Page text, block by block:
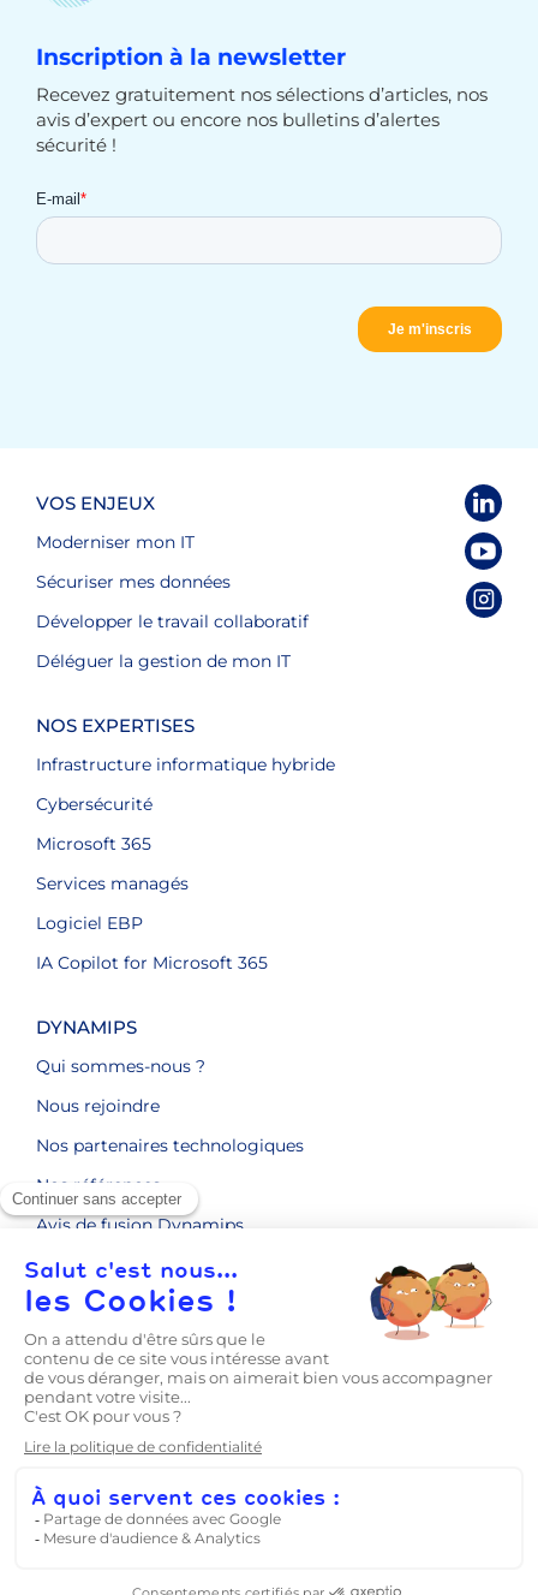
Inscription à la newsletter
Recevez gratuitement nos sélections d’articles, nos
avis d’expert ou encore nos bulletins d’alertes
sécurité !
VOS ENJEUX
Moderniser mon IT
Sécuriser mes données
Développer le travail collaboratif
Déléguer la gestion de mon IT
NOS EXPERTISES
Infrastructure informatique hybride
Cybersécurité
Microsoft 365
Services managés
Logiciel EBP
IA Copilot for Microsoft 365
DYNAMIPS
Qui sommes-nous ?
Nous rejoindre
Nos partenaires technologiques
Nos références
Avis de fusion Dynamips
ENGAGEMENTS RSE
CONTACT
LE BLOG
Prise en main
Mentions légales Politique de confidentialité
Conditions Générales de Prestations de Service